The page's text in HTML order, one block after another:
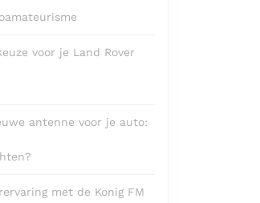
voor je Land Rover
antenne voor je auto:
met de Konig FM